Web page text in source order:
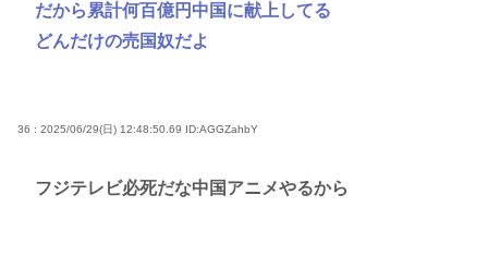
だから累計何百億円中国に献上してる
どんだけの売国奴だよ
36 : 2025/06/29(日) 12:48:50.69 ID:AGGZahbY
フジテレビ必死だな中国アニメやるから